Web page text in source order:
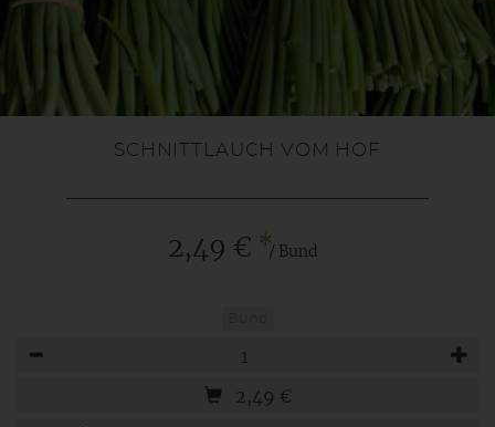
SCHNITTLAUCH VOM HOF
2,49 € */ Bund
2,49 €